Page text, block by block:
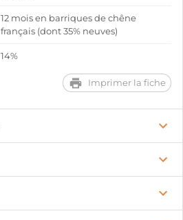
12 mois en barriques de chêne
français (dont 35% neuves)
14%
Imprimer la fiche